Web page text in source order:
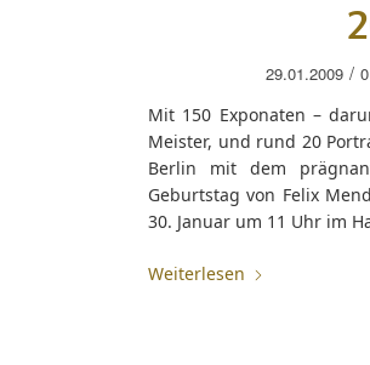
29.01.2009 /
Mit 150 Exponaten –
Meister, und rund 20
Berlin mit dem
Geburtstag von Felix
30. Januar um 11 Uhr im
Weiterlesen